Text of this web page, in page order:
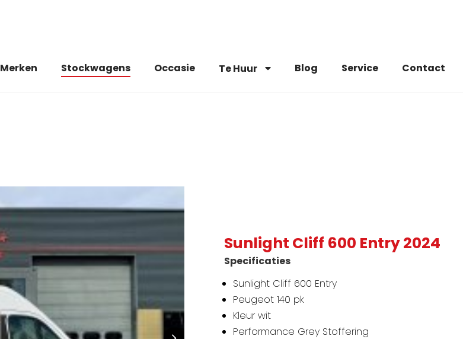
Merken Stockwagens Occasie Te Huur Blog Service Contact
Sunlight Cliff 600 Entry 2024
Specificaties
Sunlight Cliff 600 Entry
Peugeot 140 pk
Kleur wit
Performance Grey Stoffering